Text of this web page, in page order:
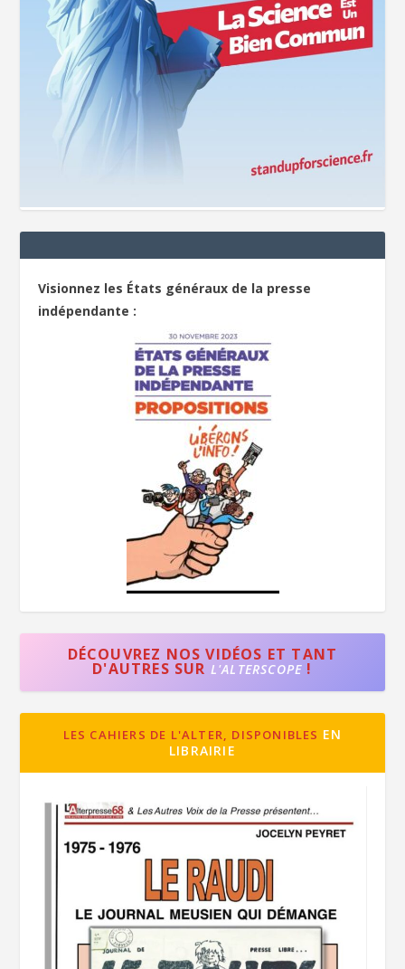
Visionnez les États généraux de la presse
indépendante :
DÉCOUVREZ NOS VIDÉOS ET TANT
D'AUTRES SUR L'ALTERSCOPE !
LES CAHIERS DE L'ALTER, DISPONIBLES EN
LIBRAIRIE